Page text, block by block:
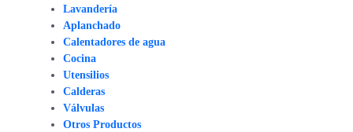
Lavandería
Aplanchado
Calentadores de agua
Cocina
Utensilios
Calderas
Válvulas
Otros Productos